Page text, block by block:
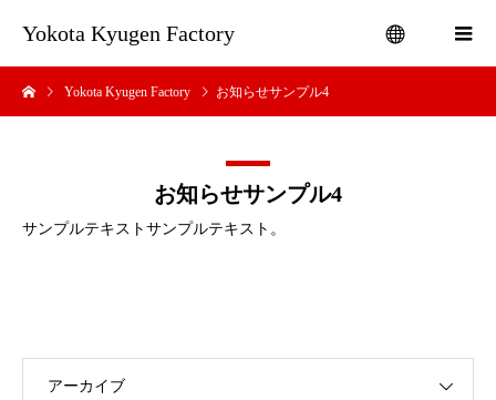
Yokota Kyugen Factory
Yokota Kyugen Factory お知らせサンプル4
お知らせサンプル4
サンプルテキストサンプルテキスト。
アーカイブ